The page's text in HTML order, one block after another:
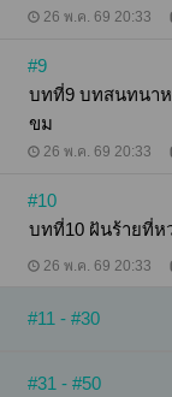
26 พ.ค. 69 20:33
#9
บทที่9 บทสนทนาหลังบานประตู และเดโมเพลงรส
ขม
26 พ.ค. 69 20:33
#10
บทที่10 ฝัน
26 พ.ค. 69 20:33
#11 - #30
#31 - #50